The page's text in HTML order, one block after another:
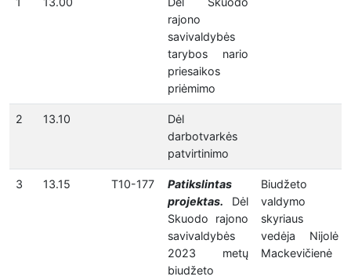
rajono
savivaldybės
tarybos nario
priesaikos
priėmimo
2 13.10
Dėl
darbotvarkės
patvirtinimo
3 13.15 T10-177
Patikslintas
projektas. Dėl
Skuodo rajono
savivaldybės
2023 metų
biudžeto
Biudžeto
valdymo
skyriaus
vedėja Nijolė
Mackevičienė